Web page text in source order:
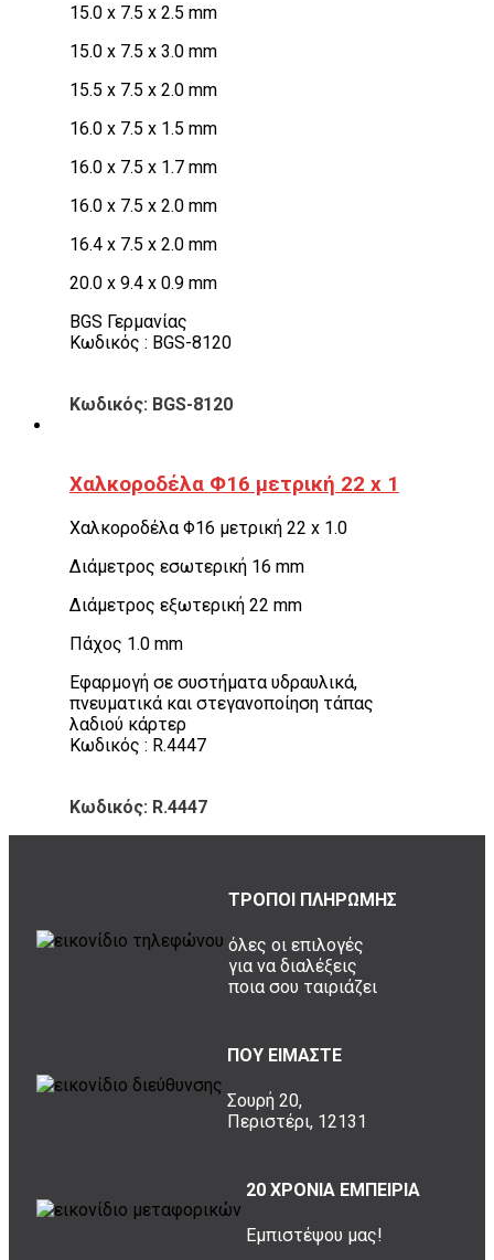
15.0 x 7.5 x 2.5 mm
15.0 x 7.5 x 3.0 mm
15.5 x 7.5 x 2.0 mm
16.0 x 7.5 x 1.5 mm
16.0 x 7.5 x 1.7 mm
16.0 x 7.5 x 2.0 mm
16.4 x 7.5 x 2.0 mm
20.0 x 9.4 x 0.9 mm
BGS Γερμανίας
Κωδικός : BGS-8120
Κωδικός: BGS-8120
Χαλκοροδέλα Φ16 μετρική 22 x 1
Χαλκοροδέλα Φ16 μετρική 22 x 1.0
Διάμετρος εσωτερική 16 mm
Διάμετρος εξωτερική 22 mm
Πάχος 1.0 mm
Εφαρμογή σε συστήματα υδραυλικά,
πνευματικά και στεγανοποίηση τάπας
λαδιού κάρτερ
Κωδικός : R.4447
Κωδικός: R.4447
ΤΡΟΠΟΙ ΠΛΗΡΩΜΗΣ
όλες οι επιλογές
για να διαλέξεις
ποια σου ταιριάζει
ΠΟΥ ΕΙΜΑΣΤΕ
Σουρή 20,
Περιστέρι, 12131
20 ΧΡΟΝΙΑ ΕΜΠΕΙΡΙΑ
Εμπιστέψου μας!